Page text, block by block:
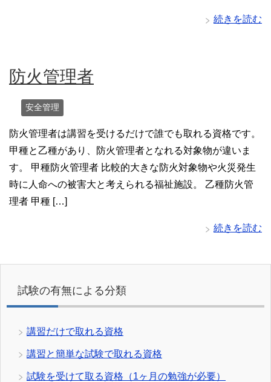
続きを読む
防火管理者
安全管理
防火管理者は講習を受けるだけで誰でも取れる資格です。
甲種と乙種があり、防火管理者となれる対象物が違いま
す。 甲種防火管理者 比較的大きな防火対象物や火災発生
時に人命への被害大と考えられる福祉施設。 乙種防火管
理者 甲種 […]
続きを読む
試験の有無による分類
講習だけで取れる資格
講習と簡単な試験で取れる資格
試験を受けて取る資格（1ヶ月の勉強が必要）